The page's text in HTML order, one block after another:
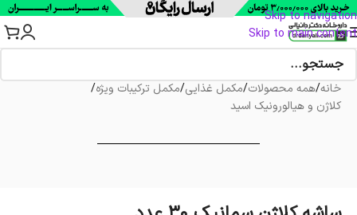
Skip to navigation
Skip to main content
خانه/همه محصولات/مکمل غذایی/مکمل ترکیبات ویژه/
کلاژن و هیالورونیک اسید